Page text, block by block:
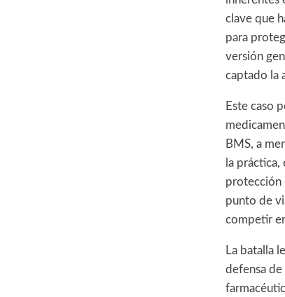
clave que
para
versión
captado la
Este caso
BMS, a
la
protección
punto de
competir
La batalla
defensa de